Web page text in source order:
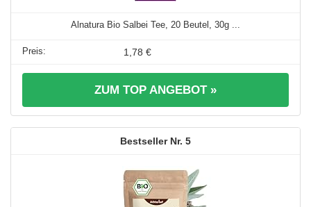
Alnatura Bio Salbei Tee, 20 Beutel, 30g ...
1,78 €
ZUM TOP ANGEBOT »
5